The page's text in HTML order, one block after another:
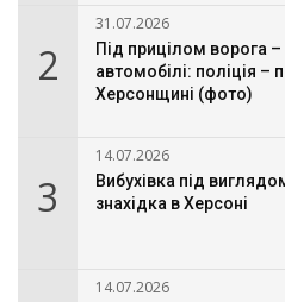
2
31.07.2026
Під прицілом ворога –
автомобілі: поліція –
Херсонщині (фото)
3
14.07.2026
Вибухівка під
знахідка в Херсоні
14.07.2026